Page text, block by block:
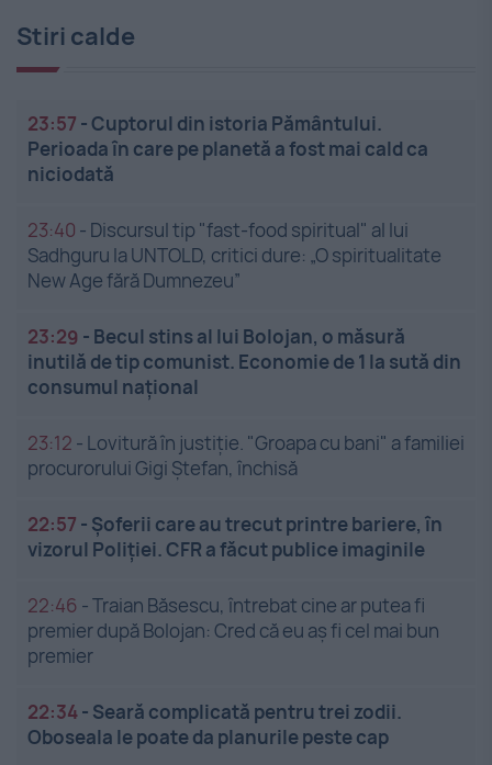
Stiri calde
23:57 -Cuptorul din istoria Pământului.
Perioada în care pe planetă a fost mai cald ca
niciodată
23:40 - Discursul tip "fast-food spiritual" al lui
Sadhguru la UNTOLD, critici dure: „O spiritualitate
New Age fără Dumnezeu”
23:29 - Becul stins al lui Bolojan, o măsură
inutilă de tip comunist. Economie de 1 la sută din
consumul național
23:12 - Lovitură în justiție. "Groapa cu bani" a familiei
procurorului Gigi Ștefan, închisă
22:57 - Șoferii care au trecut printre bariere, în
vizorul Poliției. CFR a făcut publice imaginile
22:46 -Traian Băsescu, întrebat cine ar putea fi
premier după Bolojan: Cred că eu aș fi cel mai bun
premier
22:34- Seară complicată pentru trei zodii.
Oboseala le poate da planurile peste cap